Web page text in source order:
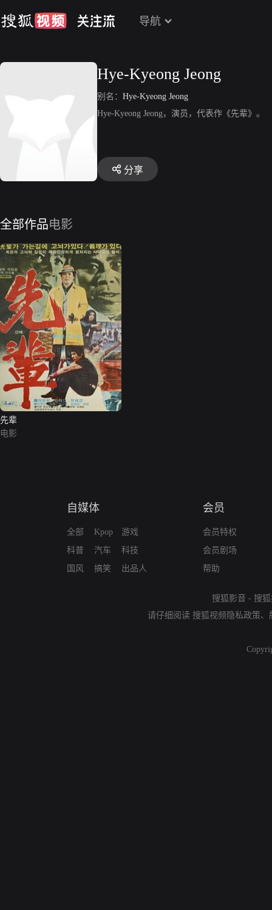
导航
Hye-Kyeong Jeong
别名： Hye-Kyeong Jeong
Hye-Kyeong Jeong，演员，代表作《先辈》。
分享
全部作品电影
先辈
电影
自媒体
全部
科普
国风
Kpop
汽车
搞笑
游戏
科技
出品人
会员
会员特权
会员剧场
帮助
搜狐影音 - 搜
请仔细阅读 搜狐视频隐私政策、